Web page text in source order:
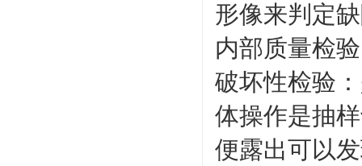
形像来判定
内部质量检
破坏性检验
体操作是抽
便露出可以